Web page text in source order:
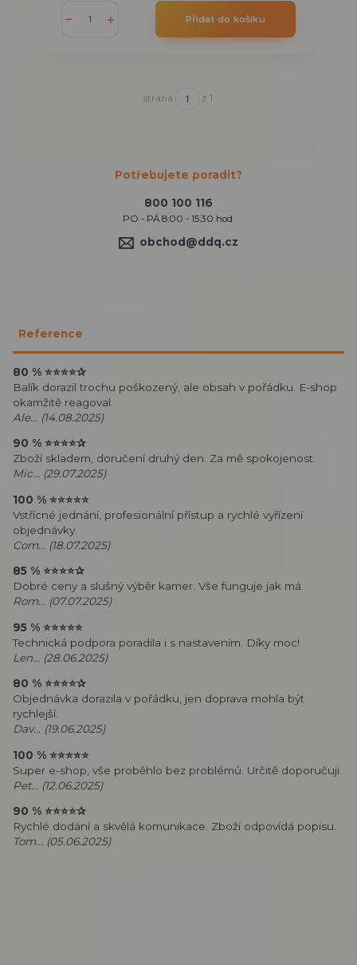
Přidat do košíku
strana z 1
Potřebujete poradit?
800 100 116
PO - PÁ 8:00 - 15:30 hod.
obchod@ddq.cz
Reference
80 % ⭐⭐⭐⭐✰
Balík dorazil trochu poškozený, ale obsah v pořádku. E-shop
okamžitě reagoval.
Ale... (14.08.2025)
90 % ⭐⭐⭐⭐✰
Zboží skladem, doručení druhý den. Za mě spokojenost.
Mic... (29.07.2025)
100 % ⭐⭐⭐⭐⭐
Vstřícné jednání, profesionální přístup a rychlé vyřízení
objednávky.
Com... (18.07.2025)
85 % ⭐⭐⭐⭐✰
Dobré ceny a slušný výběr kamer. Vše funguje jak má.
Rom... (07.07.2025)
95 % ⭐⭐⭐⭐⭐
Technická podpora poradila i s nastavením. Díky moc!
Len... (28.06.2025)
80 % ⭐⭐⭐⭐✰
Objednávka dorazila v pořádku, jen doprava mohla být
rychlejší.
Dav... (19.06.2025)
100 % ⭐⭐⭐⭐⭐
Super e-shop, vše proběhlo bez problémů. Určitě doporučuji.
Pet... (12.06.2025)
90 % ⭐⭐⭐⭐✰
Rychlé dodání a skvělá komunikace. Zboží odpovídá popisu.
Tom... (05.06.2025)